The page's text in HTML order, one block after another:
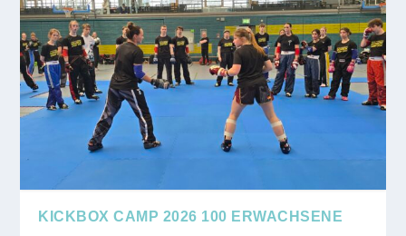
KICKBOX CAMP 2026 100 ERWACHSENE